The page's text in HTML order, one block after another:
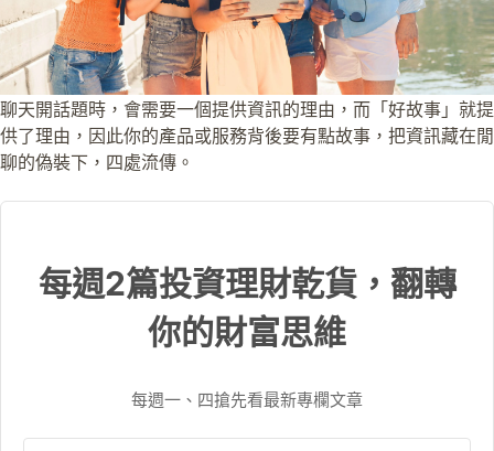
聊天開話題時，會需要一個提供資訊的理由，而「好故事」就提
供了理由，因此你的產品或服務背後要有點故事，把資訊藏在閒
聊的偽裝下，四處流傳。
每週2篇投資理財乾貨，翻轉
你的財富思維
每週一、四搶先看最新專欄文章